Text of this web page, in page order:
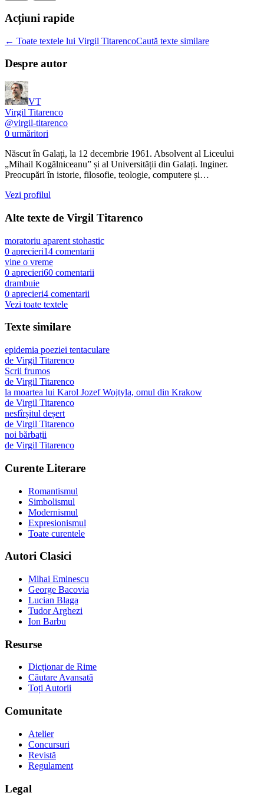
Acțiuni rapide
← Toate textele lui Virgil TitarencoCaută texte similare
Despre autor
VT
Virgil Titarenco
@virgil-titarenco
0 urmăritori
Născut în Galați, la 12 decembrie 1961. Absolvent al Liceului
„Mihail Kogălniceanu” și al Universității din Galați. Inginer.
Preocupări în istorie, filosofie, teologie, computere și…
Vezi profilul
Alte texte de Virgil Titarenco
moratoriu aparent stohastic
0 aprecieri14 comentarii
vine o vreme
0 aprecieri60 comentarii
drambuie
0 aprecieri4 comentarii
Vezi toate textele
Texte similare
epidemia poeziei tentaculare
de Virgil Titarenco
Scrii frumos
de Virgil Titarenco
la moartea lui Karol Jozef Wojtyla, omul din Krakow
de Virgil Titarenco
nesfîrșitul deșert
de Virgil Titarenco
noi bărbații
de Virgil Titarenco
Curente Literare
Romantismul
Simbolismul
Modernismul
Expresionismul
Toate curentele
Autori Clasici
Mihai Eminescu
George Bacovia
Lucian Blaga
Tudor Arghezi
Ion Barbu
Resurse
Dicționar de Rime
Căutare Avansată
Toți Autorii
Comunitate
Atelier
Concursuri
Revistă
Regulament
Legal